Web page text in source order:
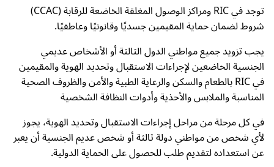
توجد في RIC ومراكز الوصول المغلقة الخاضعة للرقابة (CCAC)
شروط لضمان حماية المقيمين جسديًا وقانونيًا وعاطفيًا.
يجب تزويد جميع مواطني الدول الثالثة أو الأشخاص عديمي
الجنسية الخاضعين لإجراءات الاستقبال وتحديد الهوية والمقيمين
في RIC بالطعام والسكن والرعاية الطبية والأمن والظروف الصحية
المناسبة والملابس والأحذية وأدوات النظافة الشخصية
في كل مرحلة من مراحل إجراءات الاستقبال وتحديد الهوية، يجوز
لأي شخص من مواطني دولة ثالثة أو شخص عديم الجنسية أن يعبر
عن استعداده لتقديم طلب للحصول على الحماية الدولية.